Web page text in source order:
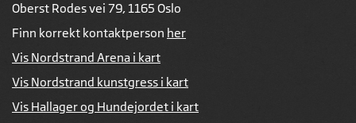
Oberst Rodes vei 79, 1165 Oslo
Finn korrekt kontaktperson her
Vis Nordstrand Arena i kart
Vis Nordstrand kunstgress i kart
Vis Hallager og Hundejordet i kart